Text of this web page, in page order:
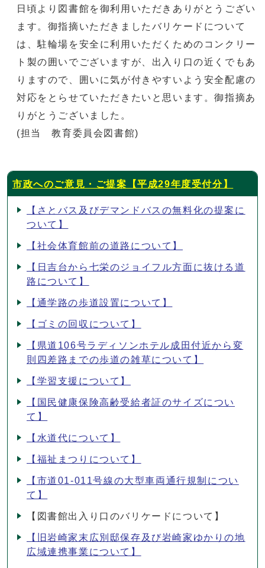
日頃より図書館を御利用いただきありがとうござい
ます。御指摘いただきましたバリケードについて
は、駐輪場を安全に利用いただくためのコンクリー
ト製の囲いでございますが、出入り口の近くでもあ
りますので、囲いに気が付きやすいよう安全配慮の
対応をとらせていただきたいと思います。御指摘あ
りがとうございました。
(担当 教育委員会図書館)
市政へのご意見・ご提案【平成29年度受付分】
【さとバス及びデマンドバスの無料化の提案に
ついて】
【社会体育館前の道路について】
【日吉台から七栄のジョイフル方面に抜ける道
路について】
【通学路の歩道設置について】
【ゴミの回収について】
【県道106号ラディソンホテル成田付近から変
則四差路までの歩道の雑草について】
【学習支援について】
【国民健康保険高齢受給者証のサイズについ
て】
【水道代について】
【福祉まつりについて】
【市道01-011号線の大型車両通行規制につい
て】
【図書館出入り口のバリケードについて】
【旧岩崎家末広別邸保存及び岩崎家ゆかりの地
広域連携事業について】